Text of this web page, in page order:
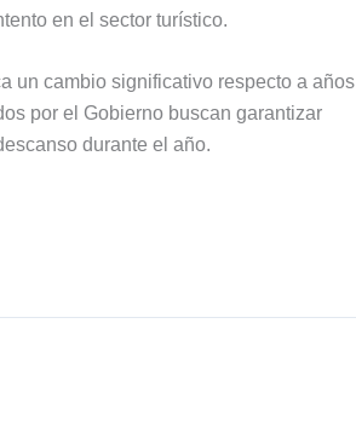
en el sector turístico.
un cambio significativo respecto a años
por el Gobierno buscan garantizar
durante el año.